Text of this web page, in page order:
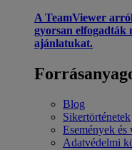
A TeamViewer
gyorsan elfogadták
ajánlatukat.
Blog
Sikertörténetek
Események
Adatvédelmi